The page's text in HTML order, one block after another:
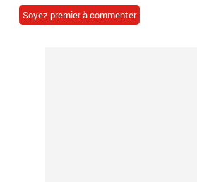
Soyez premier à commenter